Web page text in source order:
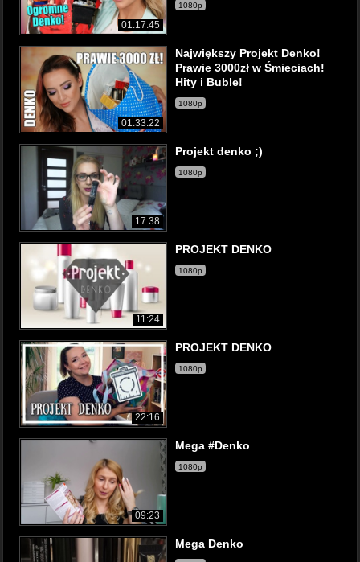
01:17:45
1080p
01:33:22
Największy Projekt Denko!
Prawie 3000zł w Śmieciach!
Hity i Buble!
1080p
17:38
Projekt denko ;)
1080p
11:24
PROJEKT DENKO
1080p
22:16
PROJEKT DENKO
1080p
09:23
Mega #Denko
1080p
Mega Denko